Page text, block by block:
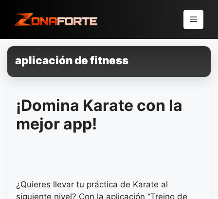
para
conteúdo
Menu
aplicación de fitness
¡Domina Karate con la
mejor app!
¿Quieres llevar tu práctica de Karate al
siguiente nivel? Con la aplicación “Treino de